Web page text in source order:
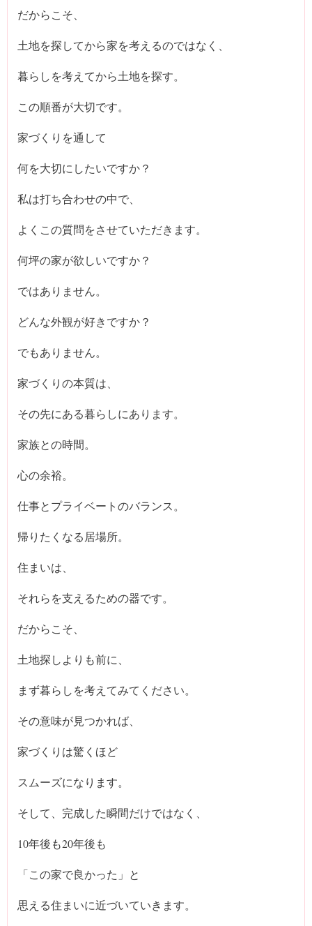
だからこそ、
土地を探してから家を考えるのではなく、
暮らしを考えてから土地を探す。
この順番が大切です。
家づくりを通して
何を大切にしたいですか？
私は打ち合わせの中で、
よくこの質問をさせていただきます。
何坪の家が欲しいですか？
ではありません。
どんな外観が好きですか？
でもありません。
家づくりの本質は、
その先にある暮らしにあります。
家族との時間。
心の余裕。
仕事とプライベートのバランス。
帰りたくなる居場所。
住まいは、
それらを支えるための器です。
だからこそ、
土地探しよりも前に、
まず暮らしを考えてみてください。
その意味が見つかれば、
家づくりは驚くほど
スムーズになります。
そして、完成した瞬間だけではなく、
10年後も20年後も
「この家で良かった」と
思える住まいに近づいていきます。